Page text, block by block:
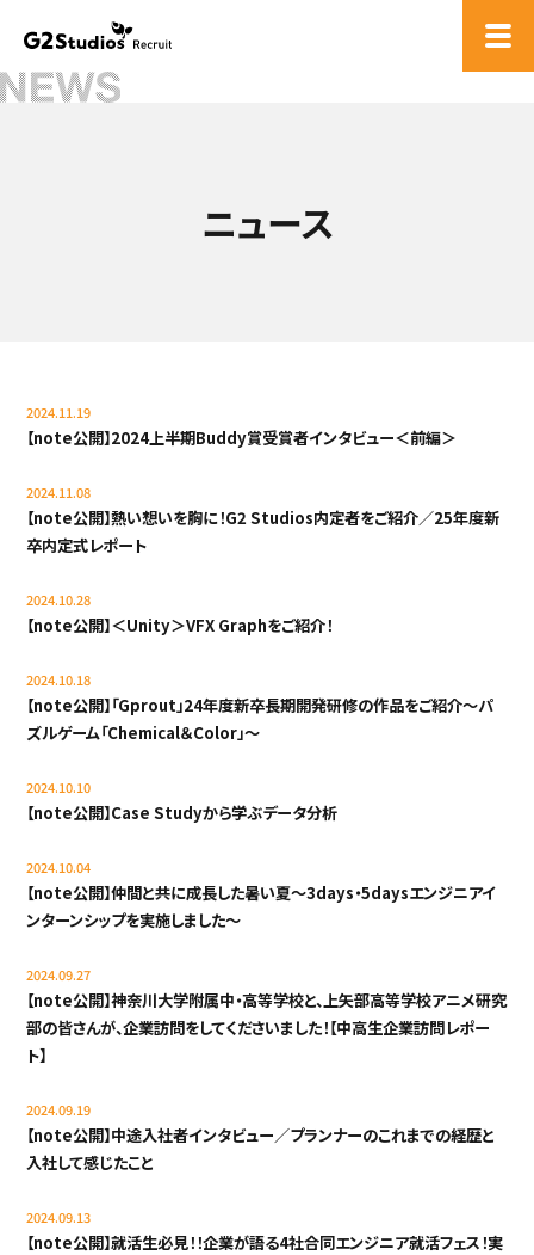
ニュース
2024.11.19
【note公開】2024上半期Buddy賞受賞者インタビュー＜前編＞
2024.11.08
【note公開】熱い想いを胸に！G2 Studios内定者をご紹介／25年度新
卒内定式レポート
2024.10.28
【note公開】＜Unity＞VFX Graphをご紹介！
2024.10.18
【note公開】「Gprout」24年度新卒長期開発研修の作品をご紹介～パ
ズルゲーム「Chemical＆Color」～
2024.10.10
【note公開】Case Studyから学ぶデータ分析
2024.10.04
【note公開】仲間と共に成長した暑い夏～3days・5daysエンジニアイ
ンターンシップを実施しました～
2024.09.27
【note公開】神奈川大学附属中・高等学校と、上矢部高等学校アニメ研究
部の皆さんが、企業訪問をしてくださいました！【中高生企業訪問レポー
ト】
2024.09.19
【note公開】中途入社者インタビュー／プランナーのこれまでの経歴と
入社して感じたこと
2024.09.13
【note公開】就活生必見！！企業が語る4社合同エンジニア就活フェス！実